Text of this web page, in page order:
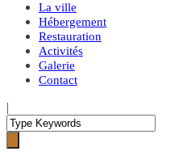
La ville
Hébergement
Restauration
Activités
Galerie
Contact
|